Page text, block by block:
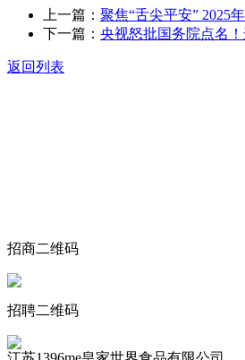
上一篇： 聚焦“舌尖平安” 2025
下一篇： 央视怒批国务院点名
返回列表
招商二维码
招聘二维码